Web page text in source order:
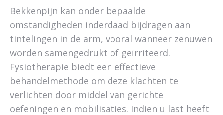
Bekkenpijn kan onder bepaalde
omstandigheden inderdaad bijdragen aan
tintelingen in de arm, vooral wanneer zenuwen
worden samengedrukt of geïrriteerd.
Fysiotherapie biedt een effectieve
behandelmethode om deze klachten te
verlichten door middel van gerichte
oefeningen en mobilisaties. Indien u last heeft